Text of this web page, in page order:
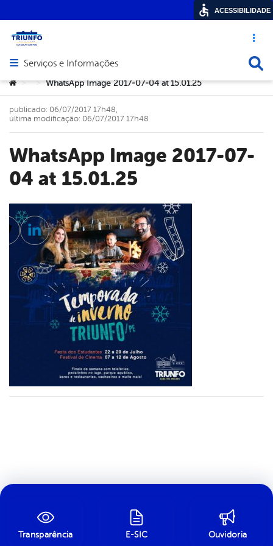
Acesso
Abrir menu principal de navegação
Serviços e Informações
Você está aqui:
> > WhatsApp Image 2017-07-04 at 15.01.25
WhatsApp Image 2017-07-
04 at 15.01.25
publicado: 06/07/2017 17h48,
última modificação: 06/07/2017 17h48
Twitter
Linkedin
Transparência E-SIC Ouvidoria
ACESSIBILIDADE